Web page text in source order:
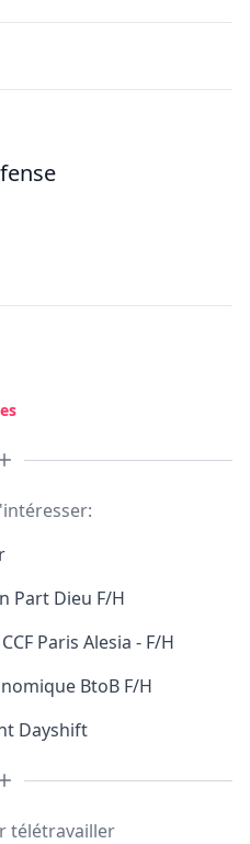
Part Dieu F/H
Paris Alesia - F/H
BtoB F/H
Dayshift
télétravailler